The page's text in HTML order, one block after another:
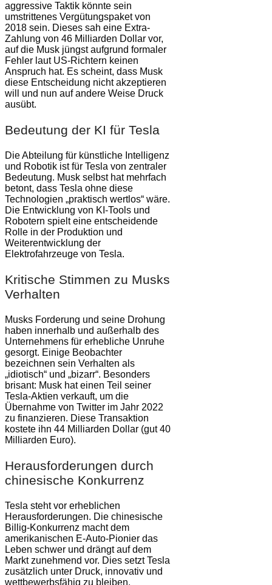
aggressive Taktik könnte sein
umstrittenes Vergütungspaket von
2018 sein. Dieses sah eine Extra-
Zahlung von 46 Milliarden Dollar vor,
auf die Musk jüngst aufgrund formaler
Fehler laut US-Richtern keinen
Anspruch hat. Es scheint, dass Musk
diese Entscheidung nicht akzeptieren
will und nun auf andere Weise Druck
ausübt.
Bedeutung der KI für Tesla
Die Abteilung für künstliche Intelligenz
und Robotik ist für Tesla von zentraler
Bedeutung. Musk selbst hat mehrfach
betont, dass Tesla ohne diese
Technologien „praktisch wertlos“ wäre.
Die Entwicklung von KI-Tools und
Robotern spielt eine entscheidende
Rolle in der Produktion und
Weiterentwicklung der
Elektrofahrzeuge von Tesla.
Kritische Stimmen zu Musks
Verhalten
Musks Forderung und seine Drohung
haben innerhalb und außerhalb des
Unternehmens für erhebliche Unruhe
gesorgt. Einige Beobachter
bezeichnen sein Verhalten als
„idiotisch“ und „bizarr“. Besonders
brisant: Musk hat einen Teil seiner
Tesla-Aktien verkauft, um die
Übernahme von Twitter im Jahr 2022
zu finanzieren. Diese Transaktion
kostete ihn 44 Milliarden Dollar (gut 40
Milliarden Euro).
Herausforderungen durch
chinesische Konkurrenz
Tesla steht vor erheblichen
Herausforderungen. Die chinesische
Billig-Konkurrenz macht dem
amerikanischen E-Auto-Pionier das
Leben schwer und drängt auf dem
Markt zunehmend vor. Dies setzt Tesla
zusätzlich unter Druck, innovativ und
wettbewerbsfähig zu bleiben.